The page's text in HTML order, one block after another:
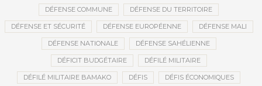
DÉFENSE COMMUNE DÉFENSE DU TERRITOIRE
DÉFENSE ET SÉCURITÉ DÉFENSE EUROPÉENNE DÉFENSE MALI
DÉFENSE NATIONALE DÉFENSE SAHÉLIENNE
DÉFICIT BUDGÉTAIRE DÉFILÉ MILITAIRE
DÉFILÉ MILITAIRE BAMAKO DÉFIS DÉFIS ÉCONOMIQUES